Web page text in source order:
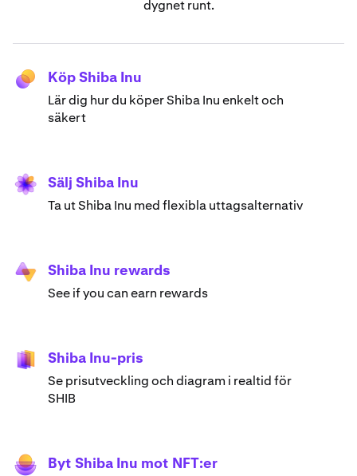
dygnet runt.
Köp Shiba Inu
Lär dig hur du köper Shiba Inu enkelt och
säkert
Sälj Shiba Inu
Ta ut Shiba Inu med flexibla uttagsalternativ
Shiba Inu rewards
See if you can earn rewards
Shiba Inu-pris
Se prisutveckling och diagram i realtid för
SHIB
Byt Shiba Inu mot NFT:er